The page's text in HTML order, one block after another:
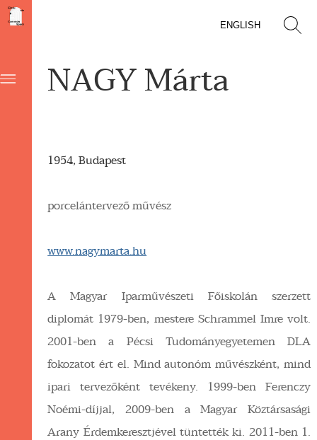
ENGLISH
NAGY Márta
1954, Budapest
porcelántervező művész
www.nagymarta.hu
A Magyar Iparművészeti Főiskolán szerzett
diplomát 1979-ben, mestere Schrammel Imre volt.
2001-ben a Pécsi Tudományegyetemen DLA
fokozatot ért el. Mind autonóm művészként, mind
ipari tervezőként tevékeny. 1999-ben Ferenczy
Noémi-díjjal, 2009-ben a Magyar Köztársasági
Arany Érdemkeresztjével tüntették ki. 2011-ben 1.